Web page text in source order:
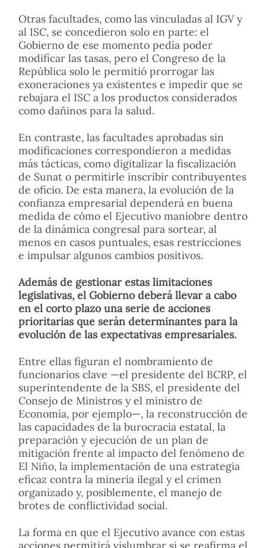
Otras facultades, como las vinculadas al IGV y
al ISC, se concedieron solo en parte: el
Gobierno de ese momento pedía poder
modificar las tasas, pero el Congreso de la
República solo le permitió prorrogar las
exoneraciones ya existentes e impedir que se
rebajara el ISC a los productos considerados
como dañinos para la salud.
En contraste, las facultades aprobadas sin
modificaciones correspondieron a medidas
más tácticas, como digitalizar la fiscalización
de Sunat o permitirle inscribir contribuyentes
de oficio. De esta manera, la evolución de la
confianza empresarial dependerá en buena
medida de cómo el Ejecutivo maniobre dentro
de la dinámica congresal para sortear, al
menos en casos puntuales, esas restricciones
e impulsar algunos cambios positivos.
Además de gestionar estas limitaciones
legislativas, el Gobierno deberá llevar a cabo
en el corto plazo una serie de acciones
prioritarias que serán determinantes para la
evolución de las expectativas empresariales.
Entre ellas figuran el nombramiento de
funcionarios clave —el presidente del BCRP, el
superintendente de la SBS, el presidente del
Consejo de Ministros y el ministro de
Economía, por ejemplo—, la reconstrucción de
las capacidades de la burocracia estatal, la
preparación y ejecución de un plan de
mitigación frente al impacto del fenómeno de
El Niño, la implementación de una estrategia
eficaz contra la minería ilegal y el crimen
organizado y, posiblemente, el manejo de
brotes de conflictividad social.
La forma en que el Ejecutivo avance con estas